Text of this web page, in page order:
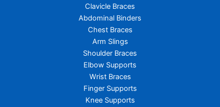
Clavicle Braces
Abdominal Binders
Chest Braces
Arm Slings
Shoulder Braces
Elbow Supports
Wrist Braces
Finger Supports
Knee Supports